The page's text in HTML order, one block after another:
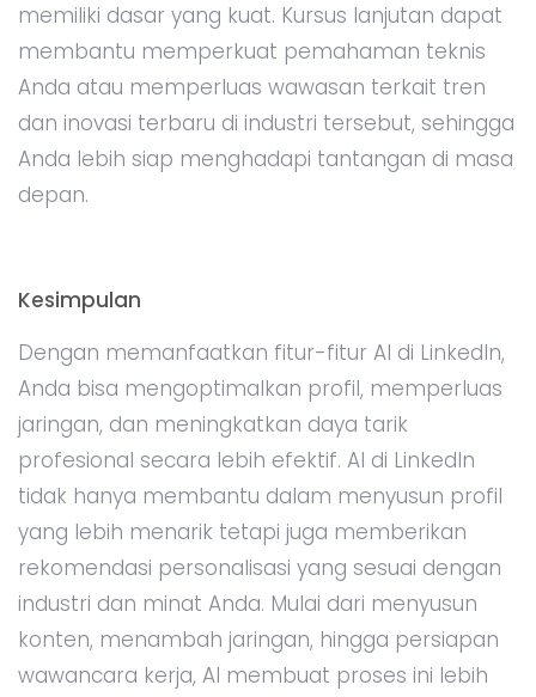
memiliki dasar yang kuat. Kursus lanjutan dapat
membantu memperkuat pemahaman teknis
Anda atau memperluas wawasan terkait tren
dan inovasi terbaru di industri tersebut, sehingga
Anda lebih siap menghadapi tantangan di masa
depan.
Kesimpulan
Dengan memanfaatkan fitur-fitur AI di LinkedIn,
Anda bisa mengoptimalkan profil, memperluas
jaringan, dan meningkatkan daya tarik
profesional secara lebih efektif. AI di LinkedIn
tidak hanya membantu dalam menyusun profil
yang lebih menarik tetapi juga memberikan
rekomendasi personalisasi yang sesuai dengan
industri dan minat Anda. Mulai dari menyusun
konten, menambah jaringan, hingga persiapan
wawancara kerja, AI membuat proses ini lebih